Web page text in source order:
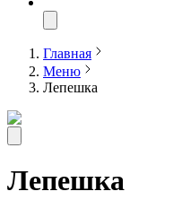
Главная
Меню
Лепешка
Лепешка